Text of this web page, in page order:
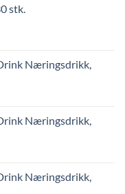
stk.
Næringsdrikk,
Næringsdrikk,
Næringsdrikk,